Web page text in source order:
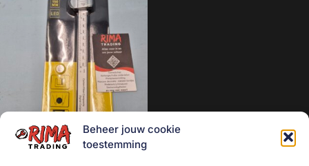
Beheer jouw cookie
toestemming
9
Geen categorie
Mancave decoratie
Modelauto's
Aanhanger onderdelen
Afzetmateriaal
Automotive
Schuifmaat digitaal 150mm |